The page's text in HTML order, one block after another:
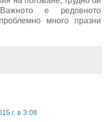
е редовното
много празни
г. в 3:08